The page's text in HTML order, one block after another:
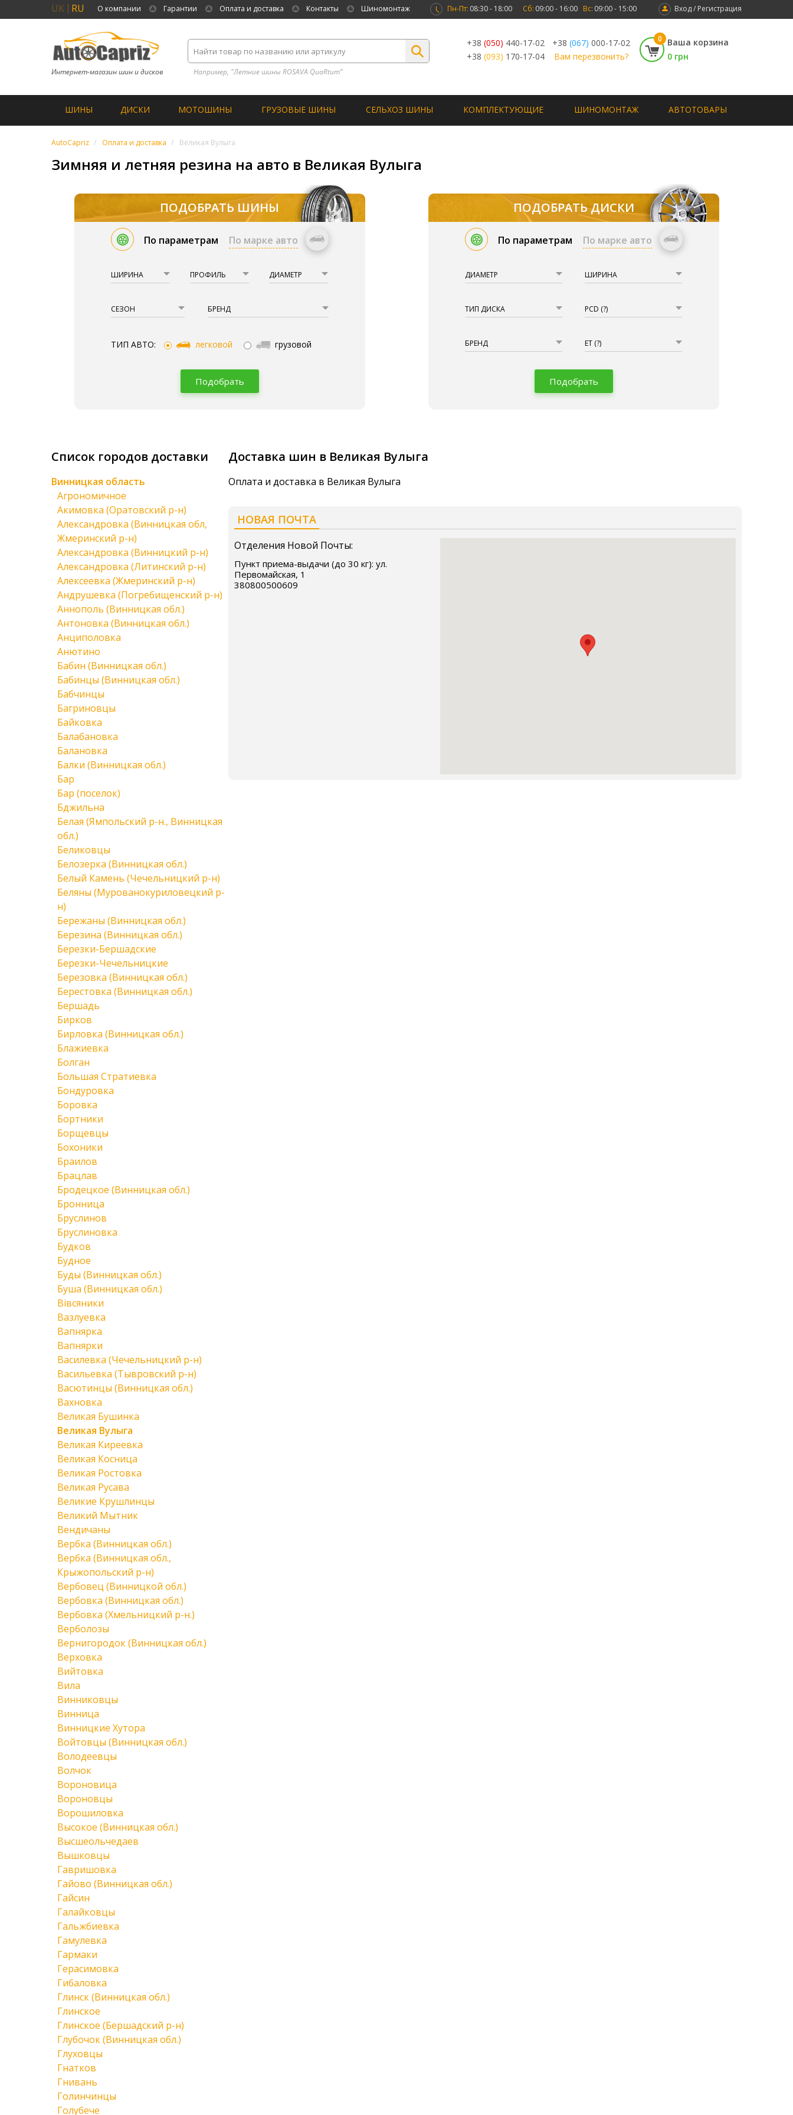
UK RU О компании Гарантии Оплата и доставка Контакты Шиномонтаж Вход / Регистрация
Пн-Пт: 08:30 - 18:00 Сб: 09:00 - 16:00 Вс: 09:00 - 15:00
Интернет-магазин шин и дисков Например, "Летние шины ROSAVA QuaRtum”
+38 (050) 440-17-02 +38 (067) 000-17-02
+38 (093) 170-17-04 Вам перезвонить?
0
Ваша корзина
0 грн
ШИНЫ ДИСКИ МОТОШИНЫ ГРУЗОВЫЕ ШИНЫ СЕЛЬХОЗ ШИНЫ КОМПЛЕКТУЮЩИЕ ШИНОМОНТАЖ АВТОТОВАРЫ
AutoCapriz Оплата и доставка Великая Вулыга
Зимняя и летняя резина на авто в Великая Вулыга
ПОДОБРАТЬ ШИНЫ
По параметрам По марке авто
ШИРИНА ПРОФИЛЬ ДИАМЕТР
СЕЗОН БРЕНД
ТИП АВТО: легковой грузовой
Подобрать
ПОДОБРАТЬ ДИСКИ
По параметрам По марке авто
ДИАМЕТР ШИРИНА
ТИП ДИСКА PCD (?)
БРЕНД ET (?)
Подобрать
Доставка шин в Великая Вулыга
Оплата и доставка в Великая Вулыга
НОВАЯ ПОЧТА
Отделения Новой Почты:
Пункт приема-выдачи (до 30 кг): ул.
Первомайская, 1
380800500609
Список городов доставки
Винницкая область
Агрономичное
Акимовка (Оратовский р-н)
Александровка (Винницкая обл,
Жмеринский р-н)
Александровка (Винницкий р-н)
Александровка (Литинский р-н)
Алексеевка (Жмеринский р-н)
Андрушевка (Погребищенский р-н)
Аннополь (Винницкая обл.)
Антоновка (Винницкая обл.)
Анциполовка
Анютино
Бабин (Винницкая обл.)
Бабинцы (Винницкая обл.)
Бабчинцы
Багриновцы
Байковка
Балабановка
Балановка
Балки (Винницкая обл.)
Бар
Бар (поселок)
Бджильна
Белая (Ямпольский р-н., Винницкая
обл.)
Беликовцы
Белозерка (Винницкая обл.)
Белый Камень (Чечельницкий р-н)
Беляны (Мурованокуриловецкий р-
н)
Бережаны (Винницкая обл.)
Березина (Винницкая обл.)
Березки-Бершадские
Березки-Чечельницкие
Березовка (Винницкая обл.)
Берестовка (Винницкая обл.)
Бершадь
Бирков
Бирловка (Винницкая обл.)
Блажиевка
Болган
Большая Стратиевка
Бондуровка
Боровка
Бортники
Борщевцы
Бохоники
Браилов
Брацлав
Бродецкое (Винницкая обл.)
Бронница
Бруслинов
Бруслиновка
Будков
Будное
Буды (Винницкая обл.)
Буша (Винницкая обл.)
Вівсяники
Вазлуевка
Вапнярка
Вапнярки
Василевка (Чечельницкий р-н)
Васильевка (Тывровский р-н)
Васютинцы (Винницкая обл.)
Вахновка
Великая Бушинка
Великая Вулыга
Великая Киреевка
Великая Косница
Великая Ростовка
Великая Русава
Великие Крушлинцы
Великий Мытник
Вендичаны
Вербка (Винницкая обл.)
Вербка (Винницкая обл.,
Крыжопольский р-н)
Вербовец (Винницкой обл.)
Вербовка (Винницкая обл.)
Вербовка (Хмельницкий р-н.)
Верболозы
Вернигородок (Винницкая обл.)
Верховка
Вийтовка
Вила
Винниковцы
Винница
Винницкие Хутора
Войтовцы (Винницкая обл.)
Володеевцы
Волчок
Вороновица
Вороновцы
Ворошиловка
Высокое (Винницкая обл.)
Высшеольчедаев
Вышковцы
Гавришовка
Гайово (Винницкая обл.)
Гайсин
Галайковцы
Гальжбиевка
Гамулевка
Гармаки
Герасимовка
Гибаловка
Глинск (Винницкая обл.)
Глинское
Глинское (Бершадский р-н)
Глубочок (Винницкая обл.)
Глуховцы
Гнатков
Гнивань
Голинчинцы
Голубече